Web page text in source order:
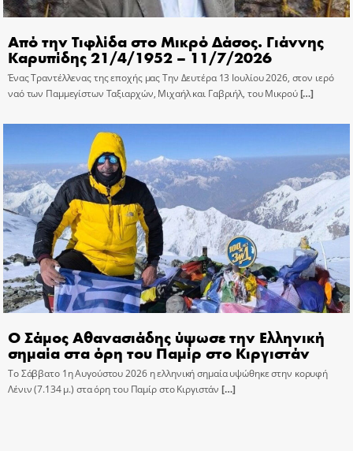
Από την Τιφλίδα στο Μικρό Δάσος. Γιάννης
Καρυπίδης 21/4/1952 – 11/7/2026
Ένας Τραντέλλενας της εποχής μας Την Δευτέρα 13 Ιουλίου 2026, στον ιερό
ναό των Παμμεγίστων Ταξιαρχών, Μιχαήλ και Γαβριήλ, του Μικρού[…]
Ο Σάμος Αθανασιάδης ύψωσε την Ελληνική
σημαία στα όρη του Παμίρ στο Κιργιστάν
Το Σάββατο 1η Αυγούστου 2026 η ελληνική σημαία υψώθηκε στην κορυφή
Λένιν (7.134 μ.) στα όρη του Παμίρ στο Κιργιστάν […]